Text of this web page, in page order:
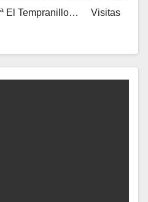
El Tempranillo… Visitas